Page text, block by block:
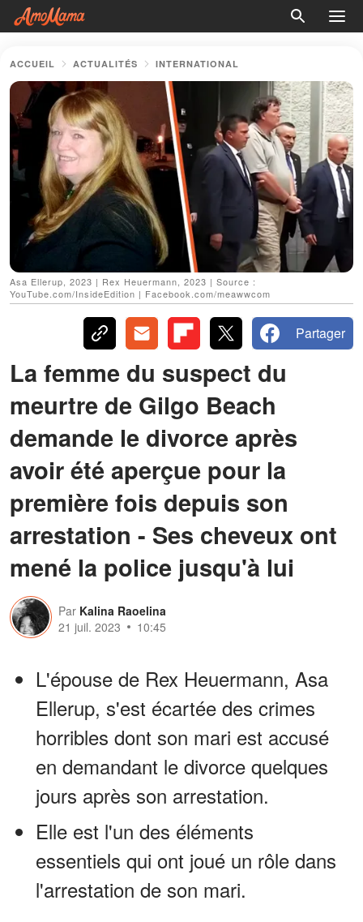
ACCUEIL ACTUALITÉS INTERNATIONAL
Asa Ellerup, 2023 | Rex Heuermann, 2023 | Source :
YouTube.com/InsideEdition | Facebook.com/meawwcom
Partager
La femme du suspect du
meurtre de Gilgo Beach
demande le divorce après
avoir été aperçue pour la
première fois depuis son
arrestation - Ses cheveux ont
mené la police jusqu'à lui
Par Kalina Raoelina
21 juil. 2023
10:45
L'épouse de Rex Heuermann, Asa
Ellerup, s'est écartée des crimes
horribles dont son mari est accusé
en demandant le divorce quelques
jours après son arrestation.
Elle est l'un des éléments
essentiels qui ont joué un rôle dans
l'arrestation de son mari.